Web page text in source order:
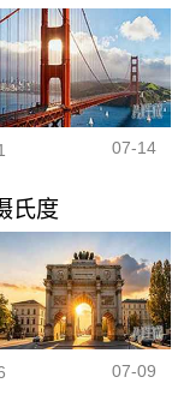
07-14
氏度
07-09